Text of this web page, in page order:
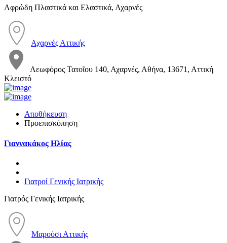
Αφρώδη Πλαστικά και Ελαστικά, Αχαρνές
Αχαρνές Αττικής
Λεωφόρος Τατοΐου 140, Αχαρνές, Αθήνα, 13671, Αττική
Κλειστό
Αποθήκευση
Προεπισκόπηση
Γιαννακάκος Ηλίας
Γιατροί Γενικής Ιατρικής
Γιατρός Γενικής Ιατρικής
Μαρούσι Αττικής